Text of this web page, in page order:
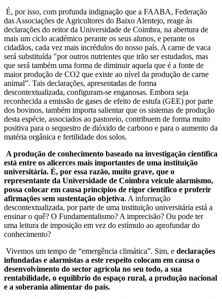
É, por isso, com profunda indignação que a FAABA, Federação
das Associações de Agricultores do Baixo Alentejo, reage às
declarações do reitor da Universidade de Coimbra, na abertura de
mais um ciclo académico perante os seus alunos, e perante os
cidadãos, cada vez mais incrédulos do nosso país. A carne de vaca
será substituída "por outros nutrientes que irão ser estudados, mas
que será também uma forma de diminuir aquela que é a fonte de
maior produção de CO2 que existe ao nível da produção de carne
animal”. Tais declarações, apresentadas de forma
descontextualizada, configuram-se enganosas. Embora seja
reconhecida a emissão de gases de efeito de estufa (GEE) por parte
dos bovinos, também importa salientar que os sistemas de produção
desta espécie, associados ao pastoreio, contribuem de forma muito
positiva para o sequestro de dióxido de carbono e para o aumento da
matéria orgânica e fertilidade dos solos.
A produção de conhecimento baseado na investigação científica
está entre os alicerces mais importantes de uma instituição
universitária. É, por essa razão, muito grave, que o
representante da Universidade de Coimbra veicule alarmismo,
possa colocar em causa princípios de rigor científico e proferir
afirmações sem sustentação objetiva. A informação
descontextualizada, por parte de uma instituição universitária está a
ensinar o quê? O Fundamentalismo? A imprecisão? Ou pode ter
uma leitura de imposição em vez do estímulo ao aprofundar do
conhecimento?
Vivemos um tempo de “emergência climática”. Sim, e declarações
infundadas e alarmistas a este respeito colocam em causa o
desenvolvimento do sector agrícola no seu todo, a sua
rentabilidade, o equilíbrio do espaço rural, a produção nacional
e a soberania alimentar do país.